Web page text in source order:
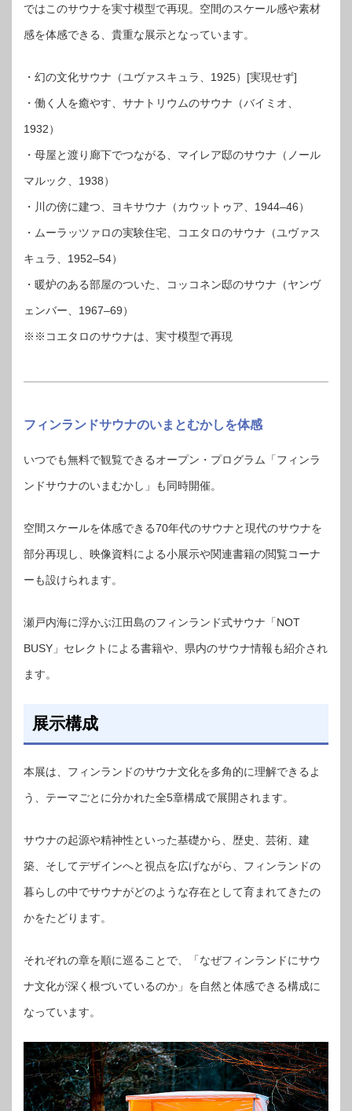
ではこのサウナを実寸模型で再現。空間のスケール感や素材
感を体感できる、貴重な展示となっています。
・幻の文化サウナ（ユヴァスキュラ、1925）[実現せず]
・働く人を癒やす、サナトリウムのサウナ（バイミオ、
1932）
・母屋と渡り廊下でつながる、マイレア邸のサウナ（ノール
マルック、1938）
・川の傍に建つ、ヨキサウナ（カウットゥア、1944–46）
・ムーラッツァロの実験住宅、コエタロのサウナ（ユヴァス
キュラ、1952–54）
・暖炉のある部屋のついた、コッコネン邸のサウナ（ヤンヴ
ェンバー、1967–69）
※※コエタロのサウナは、実寸模型で再現
フィンランドサウナのいまとむかしを体感
いつでも無料で観覧できるオープン・プログラム「フィンラ
ンドサウナのいまむかし」も同時開催。
空間スケールを体感できる70年代のサウナと現代のサウナを
部分再現し、映像資料による小展示や関連書籍の閲覧コーナ
ーも設けられます。
瀬戸内海に浮かぶ江田島のフィンランド式サウナ「NOT
BUSY」セレクトによる書籍や、県内のサウナ情報も紹介され
ます。
展示構成
本展は、フィンランドのサウナ文化を多角的に理解できるよ
う、テーマごとに分かれた全5章構成で展開されます。
サウナの起源や精神性といった基礎から、歴史、芸術、建
築、そしてデザインへと視点を広げながら、フィンランドの
暮らしの中でサウナがどのような存在として育まれてきたの
かをたどります。
それぞれの章を順に巡ることで、「なぜフィンランドにサウ
ナ文化が深く根づいているのか」を自然と体感できる構成に
なっています。